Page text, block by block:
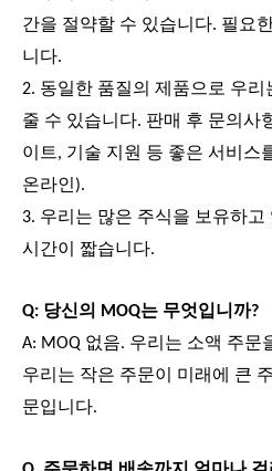
간을 절약할 수 있습니다. 필요
니다.
2. 동일한 품질의 제품으로 우
줄 수 있습니다. 판매 후 문의사
이트, 기술 지원 등 좋은 서비스
온라인).
3. 우리는 많은 주식을 보유하
시간이 짧습니다.
Q: 당신의 MOQ는 무엇입니까?
A: MOQ 없음. 우리는 소액 주문
우리는 작은 주문이 미래에 큰
문입니다.